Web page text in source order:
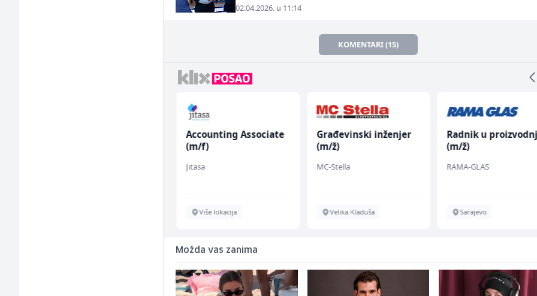
02.04.2026. u 11:14
KOMENTARI (15)
Accounting Associate
(m/f)
Jitasa
Više lokacija
Građevinski inženjer
(m/ž)
MC-Stella
Velika Kladuša
Radnik u
(m/ž)
RAMA-GLAS
Sarajevo
Možda vas zanima